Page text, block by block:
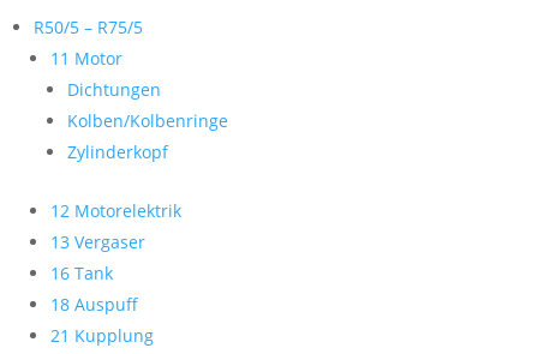
R50/5 – R75/5
11 Motor
Dichtungen
Kolben/Kolbenringe
Zylinderkopf
12 Motorelektrik
13 Vergaser
16 Tank
18 Auspuff
21 Kupplung